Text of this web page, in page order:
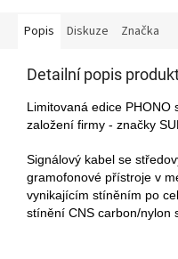
Popis Diskuze Značka
Detailní popis
Limitovaná edice PHONO
založení firmy - značky
Signálový kabel se
gramofonové přístroje v
vynikajícím stíněním po
stínění CNS carbon/nylon